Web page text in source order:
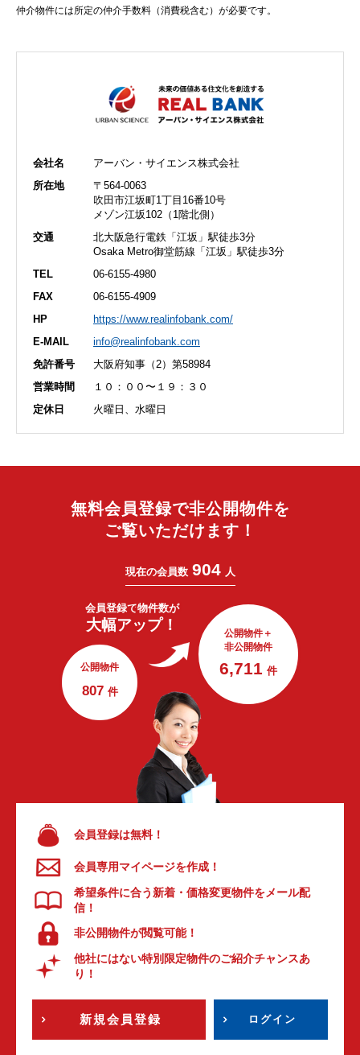
仲介物件には所定の仲介手数料（消費税含む）が必要です。
会社名
アーバン・サイエンス株式会社
所在地
〒564-0063
吹田市江坂町1丁目16番10号
メゾン江坂102（1階北側）
交通
北大阪急行電鉄「江坂」駅徒歩3分
Osaka Metro御堂筋線「江坂」駅徒歩3分
TEL
06-6155-4980
FAX
06-6155-4909
HP
https://www.realinfobank.com/
E-MAIL
info@realinfobank.com
免許番号
大阪府知事（2）第58984
営業時間
１０：００〜１９：３０
定休日
火曜日、水曜日
無料会員登録で非公開物件を
ご覧いただけます！
現在の会員数 904 人
会員登録で物件数が
大幅アップ！
公開物件
807 件
公開物件＋
非公開物件
6,711 件
会員登録は無料！
会員専用マイページを作成！
希望条件に合う新着・価格変更物件をメール配
信！
非公開物件が閲覧可能！
他社にはない特別限定物件のご紹介チャンスあ
り！
新規会員登録 ログイン